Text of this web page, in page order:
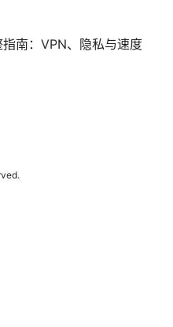
南：VPN、隐私与速度